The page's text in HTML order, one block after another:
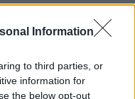
Information
to third parties, or
information for
the below opt-out